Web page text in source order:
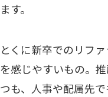
ます。
とくに新卒でのリフ
を感じやすいもの。
つも、人事や配属先